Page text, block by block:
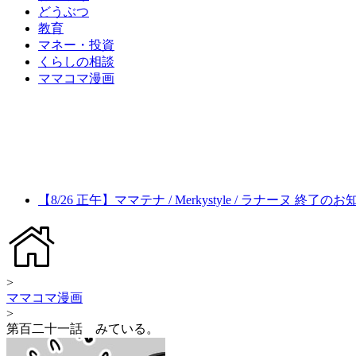
どうぶつ
教育
マネー・投資
くらしの相談
ママコマ漫画
【8/26 正午】ママテナ / Merkystyle / ラナーヌ 終了のお
>
ママコマ漫画
>
第百二十一話 みている。